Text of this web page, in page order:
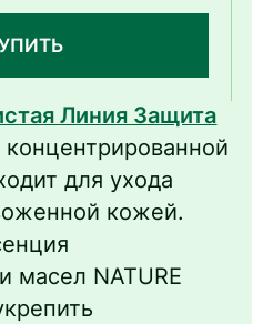
Линия Защита
концентрированной
для ухода
кожей.
масел NATURE